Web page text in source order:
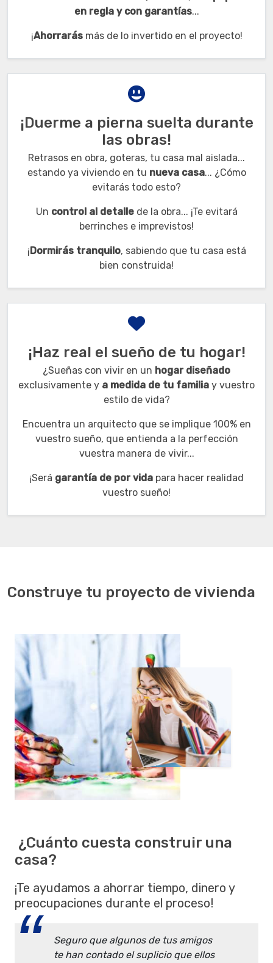
en regla y con garantías...
¡Ahorrarás más de lo invertido en el proyecto!
¡Duerme a pierna suelta durante
las obras!
Retrasos en obra, goteras, tu casa mal aislada...
estando ya viviendo en tu nueva casa... ¿Cómo
evitarás todo esto?
Un control al detallede la obra... ¡Te evitará
berrinches e imprevistos!
¡Dormirás tranquilo, sabiendo que tu casa está
bien construida!
¡Haz real el sueño de tu hogar!
¿Sueñas con vivir en un hogar diseñado
exclusivamente y a medida de tu familia y vuestro
estilo de vida?
Encuentra un arquitecto que se implique 100% en
vuestro sueño, que entienda a la perfección
vuestra manera de vivir...
¡Será garantía de por vida para hacer realidad
vuestro sueño!
Construye tu proyecto de vivienda
¿Cuánto cuesta construir una
casa?
¡Te ayudamos a ahorrar tiempo, dinero y
preocupaciones durante el proceso!
Seguro que algunos de tus amigos
te han contado el suplicio que ellos